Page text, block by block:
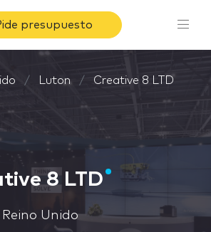
presupuesto
Luton Creative 8 LTD
8 LTD
Unido